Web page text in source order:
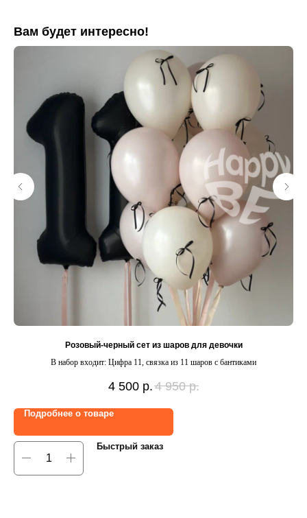
Вам будет интересно!
Розовый-черный сет из шаров для девочки
В набор входит: Цифра 11, связка из 11 шаров с бантиками
4 500 р.4 950 р.
Подробнее о товаре
Быстрый заказ